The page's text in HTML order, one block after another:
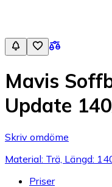
Mavis
Update
Skriv omdöme
Material: Trä, Längd:
Priser